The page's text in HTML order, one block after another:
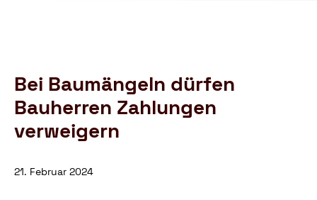
Bei Baumängeln dürfen
Bauherren Zahlungen
verweigern
21. Februar 2024